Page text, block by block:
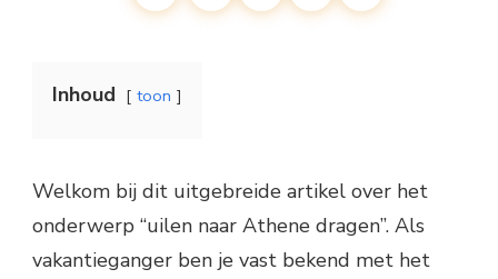
Inhoud toon
Welkom bij dit uitgebreide artikel over het
onderwerp “uilen naar Athene dragen”. Als
vakantieganger ben je vast bekend met het